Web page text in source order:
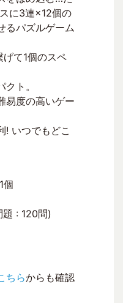
に3連×12個の
るパズルゲーム
て1個のスペ
ト。
易度の高いゲー
! いつでもどこ
個
: 120問)
ちらからも確認